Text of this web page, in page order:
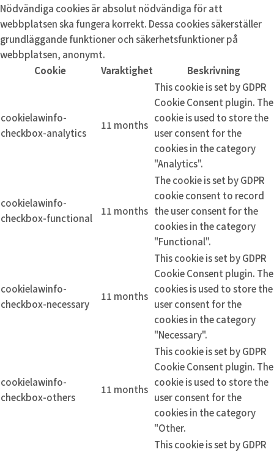
Nödvändiga cookies är absolut nödvändiga för att
webbplatsen ska fungera korrekt. Dessa cookies säkerställer
grundläggande funktioner och säkerhetsfunktioner på
webbplatsen, anonymt.
Cookie
Varaktighet Beskrivning
cookielawinfo-
checkbox-analytics
11 months
This cookie is set by GDPR
Cookie Consent plugin. The
cookie is used to store the
user consent for the
cookies in the category
"Analytics".
cookielawinfo-
checkbox-functional
11 months
The cookie is set by GDPR
cookie consent to record
the user consent for the
cookies in the category
"Functional".
cookielawinfo-
checkbox-necessary
11 months
This cookie is set by GDPR
Cookie Consent plugin. The
cookies is used to store the
user consent for the
cookies in the category
"Necessary".
cookielawinfo-
checkbox-others
11 months
This cookie is set by GDPR
Cookie Consent plugin. The
cookie is used to store the
user consent for the
cookies in the category
"Other.
This cookie is set by GDPR